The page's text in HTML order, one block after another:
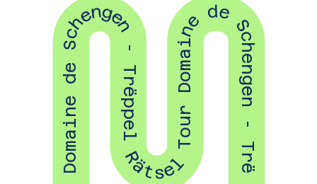
Domaine de Schengen - Trëppel Rätsel Tour Domaine de Schengen - Trëppel Rätsel Tour Domaine de Schengen - Trëppel Rätsel Tour Domaine de Schengen - Trëppel Rätsel Tour Domaine de Schengen - Trëppel Rätsel Tour Domaine de Schengen - Trëppel Rätsel Tour Domaine de Schengen - Trëppel Rätsel Tour Domaine de Schengen - Trëppel Rätsel Tour Domaine de Schengen - Trëppel Rätsel Tour Domaine de Schengen - Trëppel Rätsel Tour